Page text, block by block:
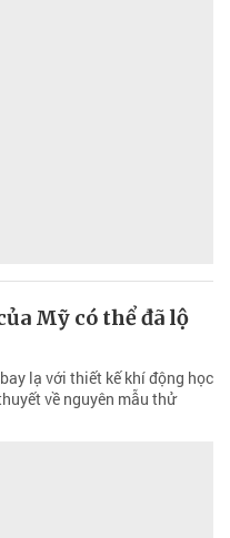
Mỹ có thể đã lộ
lạ với thiết kế khí động học
về nguyên mẫu thử